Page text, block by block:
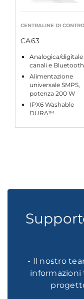
CENTRALINE DI
CA63
Analogica/digitale
canali e
Alimentazione
universale SMPS,
potenza 200 W
IPX6 Washable
DURA™
- Il nostro
informazioni